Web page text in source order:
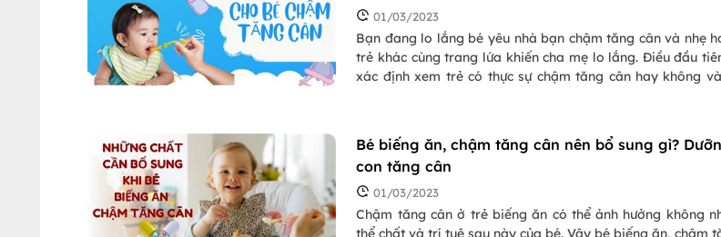
01/03/2023
Bạn đang lo lắng bé yêu nhà bạn chậm tăng cân và nhẹ
trẻ khác cùng trang lứa khiến cha mẹ lo lắng. Điều đầu
xác định xem trẻ có thực sự chậm tăng cân hay không
đúng cách, sẽ tạo ra kết quả tuyệt vời.
Bé biếng ăn, chậm tăng cân nên bổ sung gì?
con tăng cân
01/03/2023
Chậm tăng cân ở trẻ biếng ăn có thể ảnh hưởng không
thể chất và trí tuệ sau này của bé. Vậy bé biếng ăn, chậm